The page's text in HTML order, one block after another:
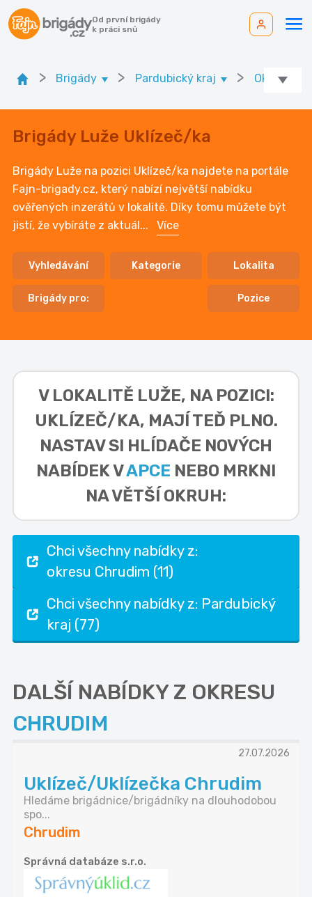
Od první brigády
k práci snů
> Brigády > Pardubický kraj > Ok.
Brigády Luže Uklízeč/ka
Brigády Luže na pozici Uklízeč/ka najdete na portále
Fajn-brigady.cz, který nabízí největší nabídku
ověřených inzerátů v lokalitě. Díky tomu můžete být
jistí, že vybíráte z aktuál... Více
Vyhledávání Kategorie Lokalita
Brigády pro: Pozice
V LOKALITĚ LUŽE, NA POZICI:
UKLÍZEČ/KA, MAJÍ TEĎ PLNO.
NASTAV SI HLÍDAČE NOVÝCH
NABÍDEK VAPCE NEBO MRKNI
NA VĚTŠÍ OKRUH:
Chci všechny nabídky z:
okresu Chrudim (11)
Chci všechny nabídky z: Pardubický
kraj (77)
DALŠÍ NABÍDKY Z OKRESU
CHRUDIM
27.07.2026
Uklízeč/Uklízečka Chrudim
Hledáme brigádnice/brigádníky na dlouhodobou
spo...
Chrudim
Správná databáze s.r.o.